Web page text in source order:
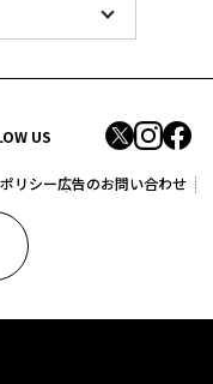
US
リシー広告のお問い合わせ